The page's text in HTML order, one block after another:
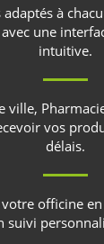
à
avec une
intuitive.
ville,
vos
délais.
officine
suivi